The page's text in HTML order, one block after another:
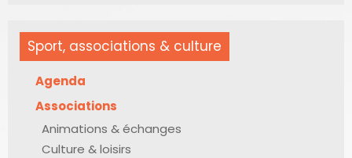
Sport, associations & culture
Agenda
Associations
Animations & échanges
Culture & loisirs